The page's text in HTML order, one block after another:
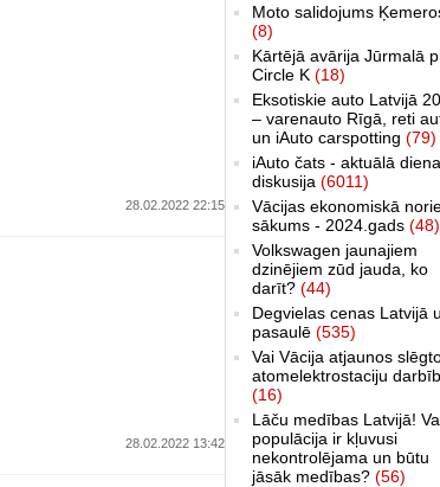
28.02.2022 22:15
28.02.2022 13:42
Moto salidojums
(8)
Kārtējā avārija Jūrmalā
Circle K (18)
Eksotiskie auto Latvijā
– varenauto Rīgā, reti
un iAuto carspotting (79)
iAuto čats - aktuālā
diskusija (6011)
Vācijas ekonomiskā
sākums - 2024.gads (48)
Volkswagen jaunajiem
dzinējiem zūd jauda, ko
darīt? (44)
Degvielas cenas Latvijā
pasaulē (535)
Vai Vācija atjaunos
atomelektrostaciju
(16)
Lāču medības Latvijā!
populācija ir kļuvusi
nekontrolējama un būtu
jāsāk medības? (56)